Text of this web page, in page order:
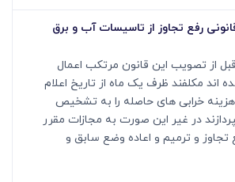
قانونی رفع تجاوز از تاسیسات آب و برق
که قبل از تصویب این قانون مرتکب اعمال
در ماده 1 شده اند مکلفند ظرف یک ماه از تاریخ اعلام
خرابی های حاصله را به تشخیص
در غیر این صورت به مجازات مقرر
تجاوز و ترمیم و اعاده وضع سابق و